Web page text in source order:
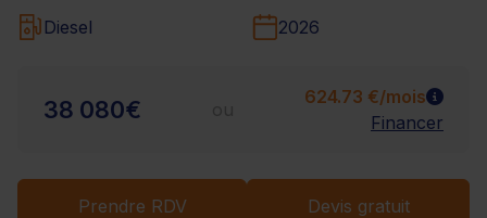
Diesel
2026
38 080€
624.73 €/mois
Financer
Prendre RDV Devis gratuit